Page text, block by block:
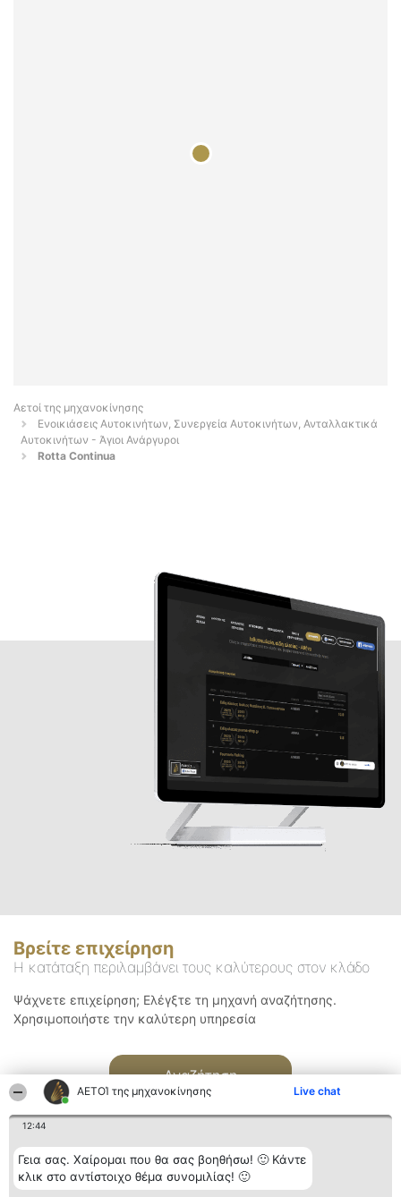
ΑΕΤΟΊ της μηχανοκίνησης Live chat
12:44
Γεια σας. Χαίρομαι που θα σας βοηθήσω! 🙂 Κάντε
κλικ στο αντίστοιχο θέμα συνομιλίας! 🙂
Αετοί της μηχανοκίνησης
Ενοικιάσεις Αυτοκινήτων, Συνεργεία Αυτοκινήτων, Ανταλλακτικά
Αυτοκινήτων - Άγιοι Ανάργυροι
Rotta Continua
Βρείτε επιχείρηση
Η κατάταξη περιλαμβάνει τους καλύτερους στον κλάδο
Ψάχνετε επιχείρηση; Ελέγξτε τη μηχανή αναζήτησης.
Χρησιμοποιήστε την καλύτερη υπηρεσία
Αναζήτηση